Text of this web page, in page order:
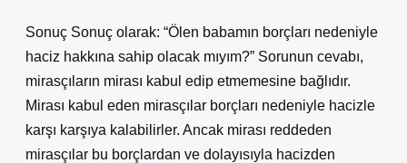
Sonuç Sonuç olarak: “Ölen babamın borçları nedeniyle
haciz hakkına sahip olacak mıyım?” Sorunun cevabı,
mirasçıların mirası kabul edip etmemesine bağlıdır.
Mirası kabul eden mirasçılar borçları nedeniyle hacizle
karşı karşıya kalabilirler. Ancak mirası reddeden
mirasçılar bu borçlardan ve dolayısıyla hacizden